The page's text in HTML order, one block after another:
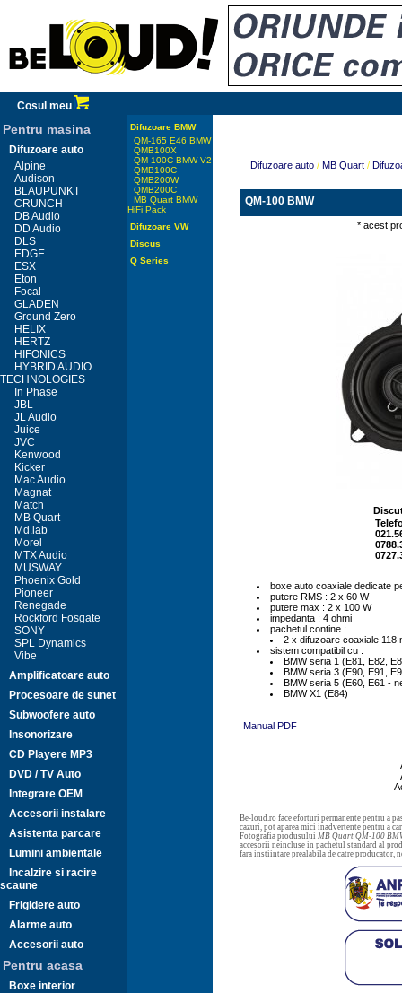
Cosul meu
Pentru masina
Difuzoare auto
Alpine
Audison
BLAUPUNKT
CRUNCH
DB Audio
DD Audio
DLS
EDGE
ESX
Eton
Focal
GLADEN
Ground Zero
HELIX
HERTZ
HIFONICS
HYBRID AUDIO
TECHNOLOGIES
In Phase
JBL
JL Audio
Juice
JVC
Kenwood
Kicker
Mac Audio
Magnat
Match
MB Quart
Md.lab
Morel
MTX Audio
MUSWAY
Phoenix Gold
Pioneer
Renegade
Rockford Fosgate
SONY
SPL Dynamics
Vibe
Amplificatoare auto
Procesoare de sunet
Subwoofere auto
Insonorizare
CD Playere MP3
DVD / TV Auto
Integrare OEM
Accesorii instalare
Asistenta parcare
Lumini ambientale
Incalzire si racire
scaune
Frigidere auto
Alarme auto
Accesorii auto
Pentru acasa
Boxe interior
Difuzoare BMW
QM-165 E46 BMW
QMB100X
QM-100C BMW V2
QMB100C
QMB200W
QMB200C
MB Quart BMW
HiFi Pack
Difuzoare VW
Discus
Q Series
Difuzoare auto/ MB Quart/
QM-100 BMW
* acest
boxe auto coaxiale dedicate
putere RMS : 2 x 60 W
putere max : 2 x 100 W
impedanta : 4 ohmi
pachetul contine :
2 x difuzoare coaxiale 118
sistem compatibil cu :
BMW seria 1 (E81, E82,
BMW seria 3 (E90, E91,
BMW seria 5 (E60, E61 -
BMW X1 (E84)
Manual PDF
Be-loud.ro face eforturi permanente pentru a
cazuri, pot aparea mici inadvertente pentru a
Fotografia produsului MB Quart QM-100
accesorii neincluse in pachetul standard al
fara instiintare prealabila de catre